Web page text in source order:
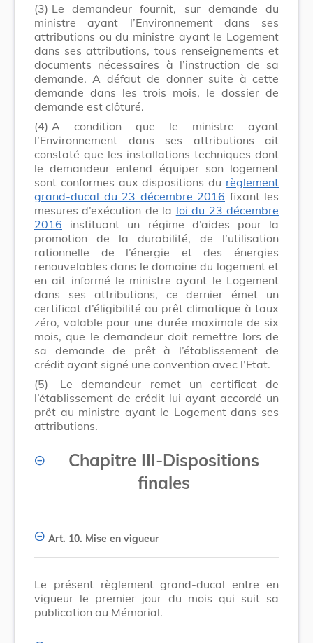
(3) Le demandeur fournit, sur demande du
ministre ayant l’Environnement dans ses
attributions ou du ministre ayant le Logement
dans ses attributions, tous renseignements et
documents nécessaires à l’instruction de sa
demande. A défaut de donner suite à cette
demande dans les trois mois, le dossier de
demande est clôturé.
(4) A condition que le ministre ayant
l’Environnement dans ses attributions ait
constaté que les installations techniques dont
le demandeur entend équiper son logement
sont conformes aux dispositions du règlement
grand-ducal du 23 décembre 2016 fixant les
mesures d’exécution de la loi du 23 décembre
2016 instituant un régime d’aides pour la
promotion de la durabilité, de l’utilisation
rationnelle de l’énergie et des énergies
renouvelables dans le domaine du logement et
en ait informé le ministre ayant le Logement
dans ses attributions, ce dernier émet un
certificat d’éligibilité au prêt climatique à taux
zéro, valable pour une durée maximale de six
mois, que le demandeur doit remettre lors de
sa demande de prêt à l’établissement de
crédit ayant signé une convention avec l’Etat.
(5)
Le demandeur remet un certificat de
l’établissement de crédit lui ayant accordé un
prêt au ministre ayant le Logement dans ses
attributions.
Chapitre III-Dispositions
finales
Art. 10. Mise en vigueur
Le présent règlement grand-ducal entre en
vigueur le premier jour du mois qui suit sa
publication au Mémorial.